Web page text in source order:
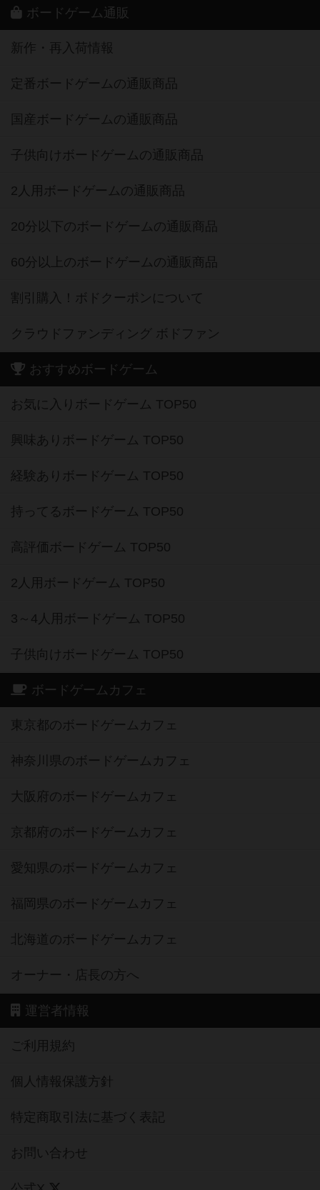
ボードゲーム通販
新作・再入荷情報
定番ボードゲームの通販商品
国産ボードゲームの通販商品
子供向けボードゲームの通販商品
2人用ボードゲームの通販商品
20分以下のボードゲームの通販商品
60分以上のボードゲームの通販商品
割引購入！ボドクーポンについて
クラウドファンディング ボドファン
おすすめボードゲーム
お気に入りボードゲーム TOP50
興味ありボードゲーム TOP50
経験ありボードゲーム TOP50
持ってるボードゲーム TOP50
高評価ボードゲーム TOP50
2人用ボードゲーム TOP50
3～4人用ボードゲーム TOP50
子供向けボードゲーム TOP50
ボードゲームカフェ
東京都のボードゲームカフェ
神奈川県のボードゲームカフェ
大阪府のボードゲームカフェ
京都府のボードゲームカフェ
愛知県のボードゲームカフェ
福岡県のボードゲームカフェ
北海道のボードゲームカフェ
オーナー・店長の方へ
運営者情報
ご利用規約
個人情報保護方針
特定商取引法に基づく表記
お問い合わせ